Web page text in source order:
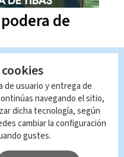
de
de usuario y entrega de
navegando el sitio,
dicha tecnología, según
cambiar la configuración
gustes.